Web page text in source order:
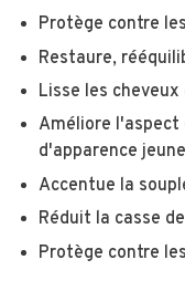
Protège contre
Restaure,
Lisse les
Améliore l'aspect
d'apparence jeune
Accentue la
Réduit la casse
Protège contre